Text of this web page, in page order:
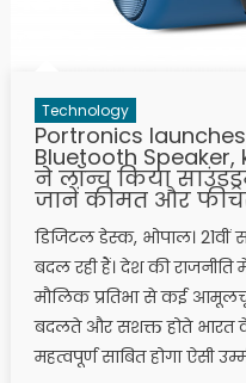
Technology
Portronics
Bluetooth
ने लॉन्च किया
जानें कीमत और
डिजिटल डेस्क, भोपाल। 21वीं
बदल रही हैं। देश की
मौलिक प्रतिभा से कई
बदलते और सशक्त होते भारत
महत्वपूर्ण साबित होगा ऐसी